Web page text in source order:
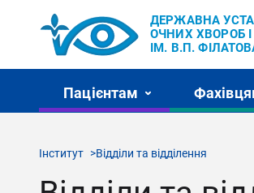
ДЕРЖАВНА
ОЧНИХ ХВОРОБ І
ІМ. В.П.
Пацієнтам
Інститут Відділи та відділення